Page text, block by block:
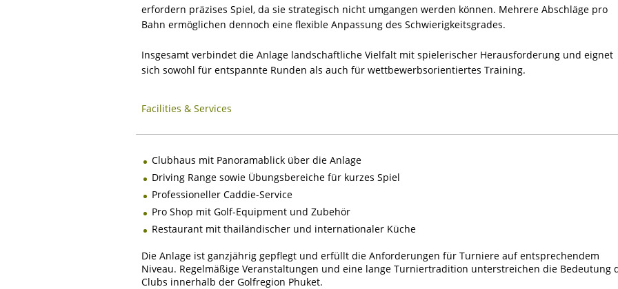
erfordern präzises Spiel, da sie strategisch nicht umgangen werden können. Mehrere Abschläge pro
Bahn ermöglichen dennoch eine flexible Anpassung des Schwierigkeitsgrades.
Insgesamt verbindet die Anlage landschaftliche Vielfalt mit spielerischer Herausforderung und eignet
sich sowohl für entspannte Runden als auch für wettbewerbsorientiertes Training.
Facilities & Services
Clubhaus mit Panoramablick über die Anlage
Driving Range sowie Übungsbereiche für kurzes Spiel
Professioneller Caddie-Service
Pro Shop mit Golf-Equipment und Zubehör
Restaurant mit thailändischer und internationaler Küche
Die Anlage ist ganzjährig gepflegt und erfüllt die Anforderungen für Turniere auf entsprechendem
Niveau. Regelmäßige Veranstaltungen und eine lange Turniertradition unterstreichen die Bedeutung
Clubs innerhalb der Golfregion Phuket.